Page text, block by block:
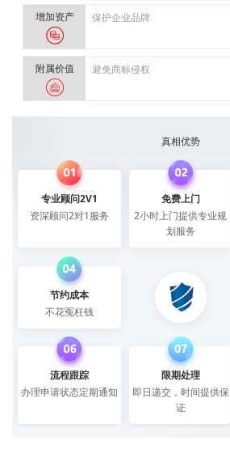
增加资产 保护企业品牌
附属价值 避免商标侵权
真相优势
专业顾问2V1
资深顾问2对1服务
免费上门
2小时上门提供专业规
划服务
节约成本
不花冤枉钱
流程跟踪
办理申请状态定期通知
限期处理
即日递交，时间提供保
证